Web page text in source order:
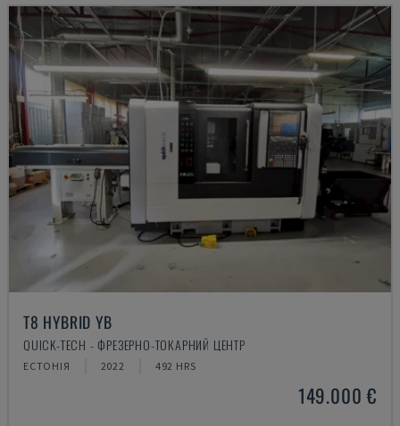
T8 HYBRID YB
QUICK-TECH - ФРЕЗЕРНО-ТОКАРНИЙ ЦЕНТР
ЕСТОНІЯ 2022 492 HRS
149.000 €